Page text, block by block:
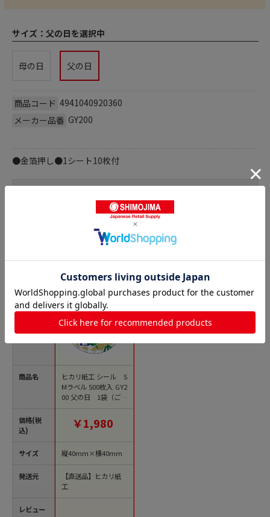
サイズ： 父の日を選択中
母の日 父の日
商品コード 4941040920360
メーカー品番 GY200
●金箔押し●1シート10枚付
商品名
価格(税
込)
サイズ
発送元
レビュー
ヒカリ紙工 シール S
Mラベル 500枚入 GY2
00 父の日 1袋（ご注
文単位1袋）【直送
￥1,980
縦40mm×横40mm
【直送品】ヒカリ紙
工